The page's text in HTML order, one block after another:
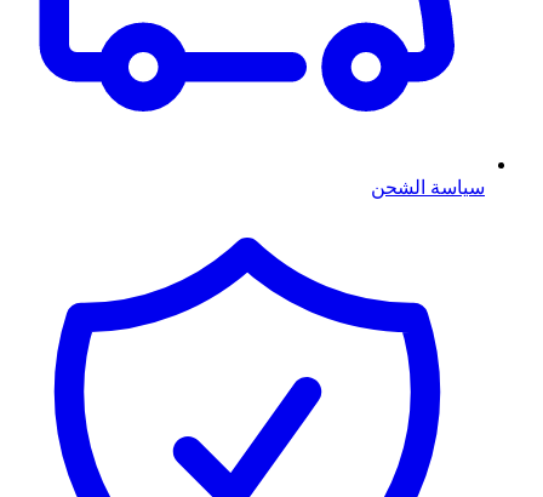
سياسة الشحن